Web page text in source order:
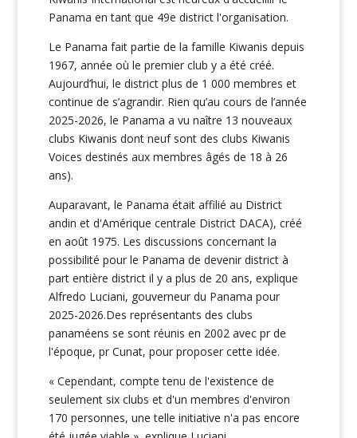
Panama en tant que 49e district l'organisation.
Le Panama fait partie de la famille Kiwanis depuis
1967, année où le premier club y a été créé.
Aujourd’hui, le district plus de 1 000 membres et
continue de s’agrandir. Rien qu’au cours de l’année
2025-2026, le Panama a vu naître 13 nouveaux
clubs Kiwanis dont neuf sont des clubs Kiwanis
Voices destinés aux membres âgés de 18 à 26
ans).
Auparavant, le Panama était affilié au District
andin et d'Amérique centrale District DACA), créé
en août 1975. Les discussions concernant la
possibilité pour le Panama de devenir district à
part entière district il y a plus de 20 ans, explique
Alfredo Luciani, gouverneur du Panama pour
2025-2026.Des représentants des clubs
panaméens se sont réunis en 2002 avec pr de
l'époque, pr Cunat, pour proposer cette idée.
« Cependant, compte tenu de l'existence de
seulement six clubs et d'un membres d'environ
170 personnes, une telle initiative n'a pas encore